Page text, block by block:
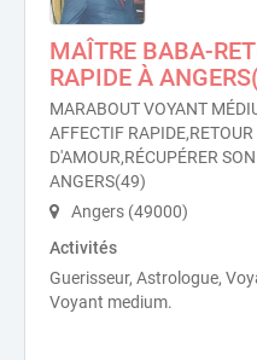
MAÎTRE BABA-
RAPIDE À
MARABOUT VOYANT
AFFECTIF
D'AMOUR,RÉCUPÉRER
ANGERS(49)
Angers (49000)
Activités
Guerisseur, Astrologue,
Voyant medium.